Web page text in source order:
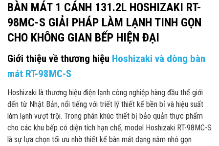
BÀN MÁT 1 CÁNH 131.2L HOSHIZAKI RT-
98MC-S GIẢI PHÁP LÀM LẠNH TINH GỌN
CHO KHÔNG GIAN BẾP HIỆN ĐẠI
Giới thiệu về thương hiệu Hoshizaki và dòng bàn
mát RT-98MC-S
Hoshizaki là thương hiệu điện lạnh công nghiệp hàng đầu thế giới
đến từ Nhật Bản, nổi tiếng với triết lý thiết kế bền bỉ và hiệu suất
làm lạnh vượt trội. Trong phân khúc thiết bị bảo quản thực phẩm
cho các khu bếp có diện tích hạn chế, model Hoshizaki RT-98MC-S
là sự lựa chọn tối ưu nhờ thiết kế bàn mát dạng nằm nhỏ gọn